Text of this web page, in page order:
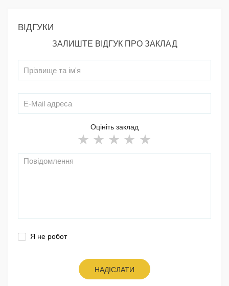
ВІДГУКИ
ЗАЛИШТЕ ВІДГУК ПРО ЗАКЛАД
Оцініть заклад
Я не робот
НАДІСЛАТИ